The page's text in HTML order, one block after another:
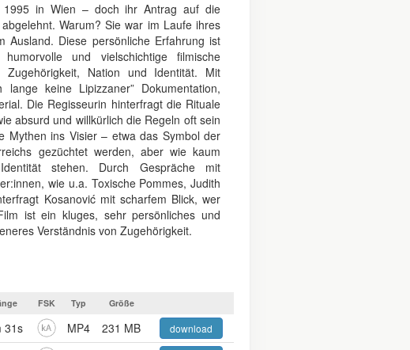
in Wien – doch ihr Antrag auf die
Warum? Sie war im Laufe ihres
Ausland. Diese persönliche Erfahrung ist
und vielschichtige filmische
Zugehörigkeit, Nation und Identität. Mit
lange keine Lipizzaner” Dokumentation,
Die Regisseurin hinterfragt die Rituale
absurd und willkürlich die Regeln oft sein
Mythen ins Visier – etwa das Symbol der
gezüchtet werden, aber wie kaum
stehen. Durch Gespräche mit
wie u.a. Toxische Pommes, Judith
Kosanović mit scharfem Blick, wer
ist ein kluges, sehr persönliches und
Verständnis von Zugehörigkeit.
FSK Typ Größe
31s MP4 231 MB download